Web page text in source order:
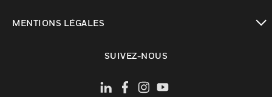
MENTIONS LÉGALES
SUIVEZ-NOUS